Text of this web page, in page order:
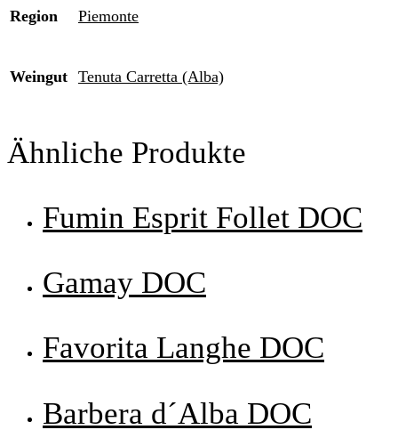
Region Piemonte
Weingut Tenuta Carretta (Alba)
Ähnliche Produkte
Fumin Esprit Follet DOC
Gamay DOC
Favorita Langhe DOC
Barbera d´Alba DOC